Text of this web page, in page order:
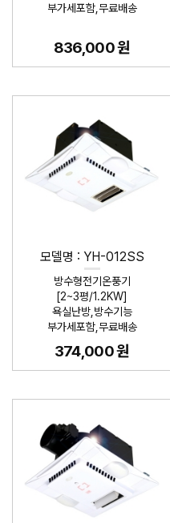
부가세포함,무료배송
836,000 원
모델명 : YH-012SS
방수형전기온풍기
[2~3평/1.2KW]
욕실난방,방수기능
부가세포함,무료배송
374,000 원